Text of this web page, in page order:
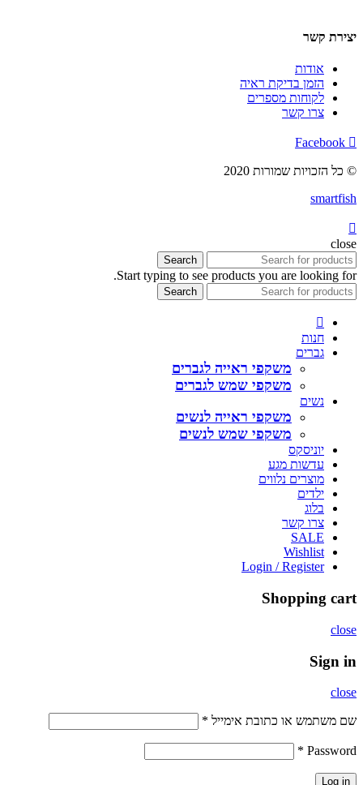
יצירת קשר
אודות
הזמן בדיקת ראיה
לקוחות מספרים
צרו קשר
Facebook
© כל הזכויות שמורות 2020
smartfish
close
Search
Start typing to see products you are looking for.
Search
חנות
גברים
משקפי ראייה לגברים
משקפי שמש לגברים
נשים
משקפי ראייה לנשים
משקפי שמש לנשים
יוניסקס
עדשות מגע
מוצרים נלווים
ילדים
בלוג
צרו קשר
SALE
Wishlist
Login / Register
Shopping cart
close
Sign in
close
שם משתמש או כתובת אימייל *
Password
*
Log in